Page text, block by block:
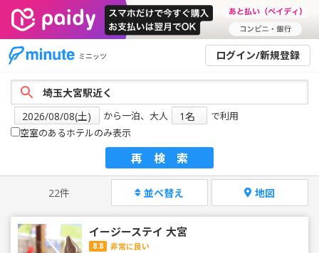
ミニッツ ログイン/新規登録
から一泊、大人
で利用
空室のあるホテルのみ表示
再検索
22件 並べ替え 地図
イージーステイ 大宮
8.8 非常に良い